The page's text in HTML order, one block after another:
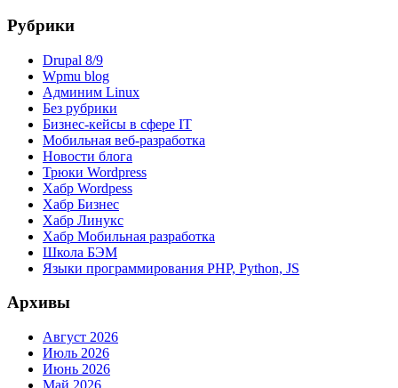
Рубрики
Drupal 8/9
Wpmu blog
Админим Linux
Без рубрики
Бизнес-кейсы в сфере IT
Мобильная веб-разработка
Новости блога
Трюки Wordpress
Хабр Wordpess
Хабр Бизнес
Хабр Линукс
Хабр Мобильная разработка
Школа БЭМ
Языки программирования PHP, Python, JS
Архивы
Август 2026
Июль 2026
Июнь 2026
Май 2026